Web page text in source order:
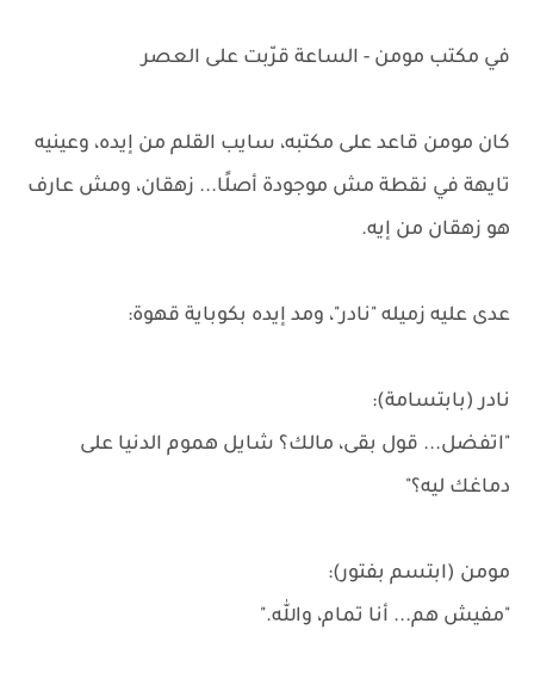
في مكتب مومن - الساعة قرّبت على العصر
كان مومن قاعد على مكتبه، سايب القلم من إيده، وعينيه
تايهة في نقطة مش موجودة أصلًا... زهقان، ومش عارف
هو زهقان من إيه.
عدى عليه زميله "نادر"، ومد إيده بكوباية قهوة:
نادر (بابتسامة):
"اتفضل... قول بقى، مالك؟ شايل هموم الدنيا على
دماغك ليه؟"
مومن (ابتسم بفتور):
"مفيش هم... أنا تمام، والله."